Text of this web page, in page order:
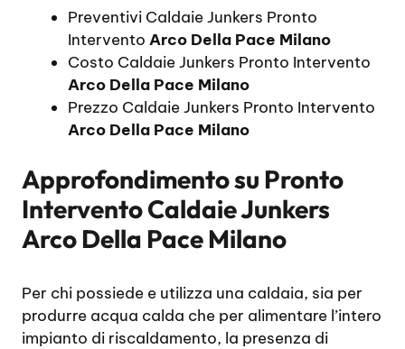
Preventivi Caldaie Junkers Pronto
Intervento Arco Della Pace Milano
Costo Caldaie Junkers Pronto Intervento
Arco Della Pace Milano
Prezzo Caldaie Junkers Pronto Intervento
Arco Della Pace Milano
Approfondimento su Pronto
Intervento Caldaie Junkers
Arco Della Pace Milano
Per chi possiede e utilizza una caldaia, sia per
produrre acqua calda che per alimentare l’intero
impianto di riscaldamento, la presenza di